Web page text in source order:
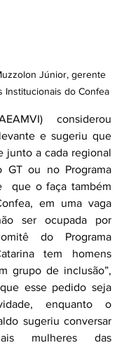
Júnior, gerente
Institucionais do Confea
considerou
e sugeriu que
junto a cada regional
GT ou no Programa
que o faça também
em uma vaga
ser ocupada por
do Programa
tem homens
grupo de inclusão”,
esse pedido seja
enquanto o
sugeriu conversar
mulheres das